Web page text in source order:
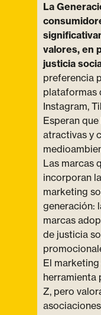
La
valores, en
justicia
preferencia
plataformas
Instagram,
Esperan
atractivas y
Las marcas
incorporan
marketing
generación:
marcas
de justicia
El
herramienta
Z, pero